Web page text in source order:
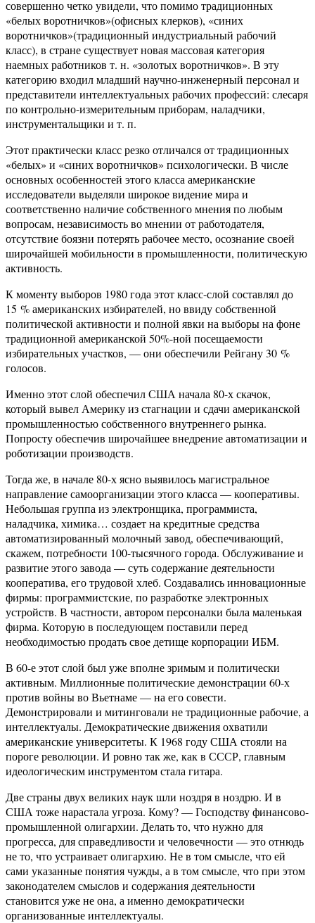
совершенно четко увидели, что помимо традиционных
«белых воротничков»(офисных клерков), «синих
воротничков»(традиционный индустриальный рабочий
класс), в стране существует новая массовая категория
наемных работников т. н. «золотых воротничков». В эту
категорию входил младший научно-инженерный персонал и
представители интеллектуальных рабочих профессий: слесаря
по контрольно-измерительным приборам, наладчики,
инструментальщики и т. п.
Этот практически класс резко отличался от традиционных
«белых» и «синих воротничков» психологически. В числе
основных особенностей этого класса американские
исследователи выделяли широкое видение мира и
соответственно наличие собственного мнения по любым
вопросам, независимость во мнении от работодателя,
отсутствие боязни потерять рабочее место, осознание своей
широчайшей мобильности в промышленности, политическую
активность.
К моменту выборов 1980 года этот класс-слой составлял до
15 % американских избирателей, но ввиду собственной
политической активности и полной явки на выборы на фоне
традиционной американской 50%-ной посещаемости
избирательных участков, — они обеспечили Рейгану 30 %
голосов.
Именно этот слой обеспечил США начала 80-х скачок,
который вывел Америку из стагнации и сдачи американской
промышленностью собственного внутреннего рынка.
Попросту обеспечив широчайшее внедрение автоматизации и
роботизации производств.
Тогда же, в начале 80-х ясно выявилось магистральное
направление самоорганизации этого класса — кооперативы.
Небольшая группа из электронщика, программиста,
наладчика, химика… создает на кредитные средства
автоматизированный молочный завод, обеспечивающий,
скажем, потребности 100-тысячного города. Обслуживание и
развитие этого завода — суть содержание деятельности
кооператива, его трудовой хлеб. Создавались инновационные
фирмы: программистские, по разработке электронных
устройств. В частности, автором персоналки была маленькая
фирма. Которую в последующем поставили перед
необходимостью продать свое детище корпорации ИБМ.
В 60-е этот слой был уже вполне зримым и политически
активным. Миллионные политические демонстрации 60-х
против войны во Вьетнаме — на его совести.
Демонстрировали и митинговали не традиционные рабочие, а
интеллектуалы. Демократические движения охватили
американские университеты. К 1968 году США стояли на
пороге революции. И ровно так же, как в СССР, главным
идеологическим инструментом стала гитара.
Две страны двух великих наук шли ноздря в ноздрю. И в
США тоже нарастала угроза. Кому? — Господству финансово-
промышленной олигархии. Делать то, что нужно для
прогресса, для справедливости и человечности — это отнюдь
не то, что устраивает олигархию. Не в том смысле, что ей
сами указанные понятия чужды, а в том смысле, что при этом
законодателем смыслов и содержания деятельности
становится уже не она, а именно демократически
организованные интеллектуалы.